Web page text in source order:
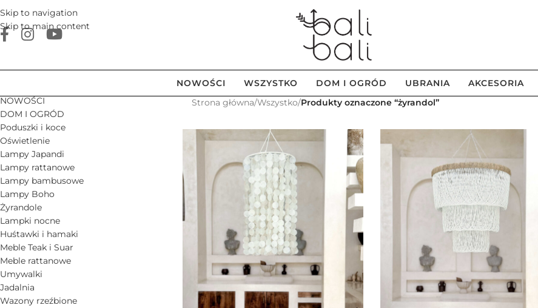
Skip to navigation
Skip to main content
NOWOŚCI WSZYSTKO DOM I OGRÓD UBRANIA AKCESORIA
NOWOŚCI
DOM I OGRÓD
Poduszki i koce
Oświetlenie
Lampy Japandi
Lampy rattanowe
Lampy bambusowe
Lampy Boho
Żyrandole
Lampki nocne
Huśtawki i hamaki
Meble Teak i Suar
Meble rattanowe
Umywalki
Jadalnia
Wazony rzeźbione
Strona główna/Wszystko/Produkty oznaczone “żyrandol”